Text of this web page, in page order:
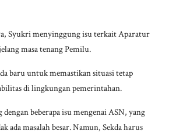
Syukri menyinggung isu terkait Aparatur
masa tenang Pemilu.
baru untuk memastikan situasi tetap
di lingkungan pemerintahan.
beberapa isu mengenai ASN, yang
ada masalah besar. Namun, Sekda harus